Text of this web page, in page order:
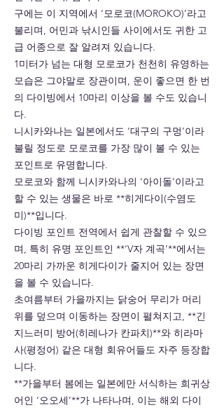
구에는 이 지역에서 ‘모로코(MOROKO)’라고
불리며, 어민과 낚시인들 사이에서도 귀한 고
급 어종으로 잘 알려져 있습니다.
1미터가 넘는 대형 모로코가 천천히 유영하는
모습은 그야말로 장관이며, 운이 좋으면 한 번
의 다이빙에서 10마리 이상을 볼 수도 있습니
다.
니시카와나는 일본에서도 ‘대구의 구멍’이라
불릴 정도로 모로코를 가장 많이 볼 수 있는
포인트로 유명합니다.
모로코와 함께 니시카와나의 ‘아이돌’이라고
할 수 있는 생물은 바로 **히게다이(수염도
미)**입니다.
다이빙 포인트 전역에서 쉽게 관찰할 수 있으
며, 특히 유명 포인트인 **‘V자 계곡’**에서는
20마리 가까운 히게다이가 줄지어 있는 장면
을 볼 수 있습니다.
초여름부터 가을까지는 닭숭어 무리가 머리
위를 덮으며 이동하는 장면이 펼쳐지고, **긴
지느러미 방어(히레나가 칸파치)**와 히라마
사(평정어) 같은 대형 회유어들도 자주 등장합
니다.
**가을부터 봄에는 일본에만 서식하는 희귀상
어인 ‘오오세’**가 나타나며, 이는 해외 다이